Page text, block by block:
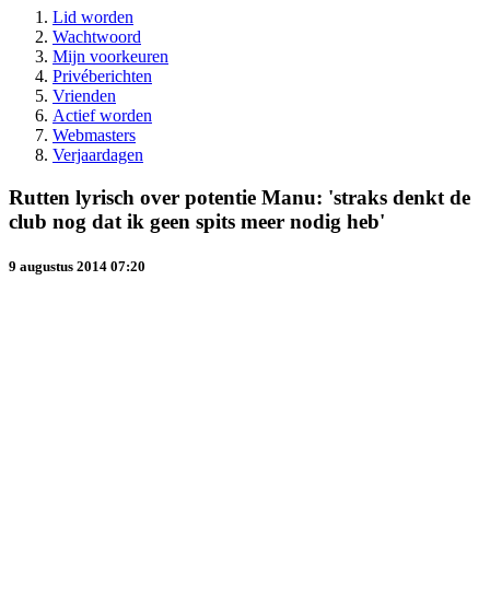
Lid worden
Wachtwoord
Mijn voorkeuren
Privéberichten
Vrienden
Actief worden
Webmasters
Verjaardagen
Rutten lyrisch over potentie Manu: 'straks denkt de
club nog dat ik geen spits meer nodig heb'
9 augustus 2014 07:20